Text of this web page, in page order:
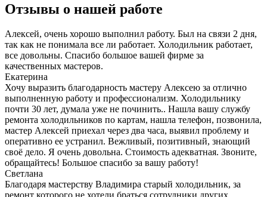
Отзывы о нашей работе
Алексей, очень хорошо выполнил работу. Был на связи 2 дня,
так как не понимала все ли работает. Холодильник работает,
все довольны. Спасибо большое вашей фирме за
качественных мастеров.
Екатерина
Хочу выразить благодарность мастеру Алексею за отлично
выполненную работу и профессионализм. Холодильнику
почти 30 лет, думала уже не починить.. Нашла вашу службу
ремонта холодильников по картам, нашла телефон, позвонила,
мастер Алексей приехал через два часа, выявил проблему и
оперативно ее устранил. Вежливый, позитивный, знающий
своё дело. Я очень довольна. Стоимость адекватная. Звоните,
обращайтесь! Большое спасибо за вашу работу!
Светлана
Благодаря мастерству Владимира старый холодильник, за